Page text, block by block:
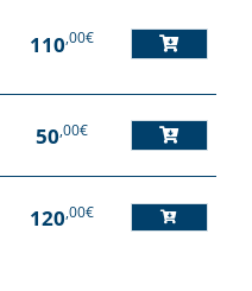
110,00€
50 ,00€
120 ,00€
Αυτό